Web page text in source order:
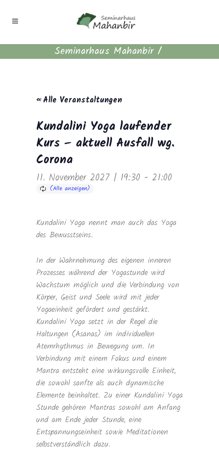
Seminarhaus Mahanbir/
« Alle Veranstaltungen
Kundalini Yoga laufender
Kurs – aktuell Ausfall wg.
Corona
11. November 2027 | 19:30 - 21:00
Kundalini Yoga nennt man auch das Yoga
des Bewusstseins.
In der Wahrnehmung des eigenen inneren
Prozesses während der Yogastunde wird
Wachstum möglich und die Verbindung von
Körper, Geist und Seele wird mit jeder
Yogaeinheit gefördert und gestärkt.
Kundalini Yoga setzt in der Regel die
Haltungen (Asanas) im individuellen
Atemrhythmus in Bewegung um. In
Verbindung mit einem Fokus und einem
Mantra entsteht eine wirkungsvolle Einheit,
die sowohl sanfte als auch dynamische
Elemente beinhaltet. Zu einer Kundalini Yoga
Stunde gehören Mantras sowohl am Anfang
und am Ende jeder Stunde, eine
Entspannungseinheit sowie Meditationen
selbstverständlich dazu.